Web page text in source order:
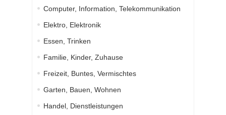
Computer, Information, Telekommunikation
Elektro, Elektronik
Essen, Trinken
Familie, Kinder, Zuhause
Freizeit, Buntes, Vermischtes
Garten, Bauen, Wohnen
Handel, Dienstleistungen